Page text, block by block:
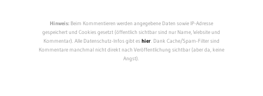
Hinweis:Beim Kommentieren werden angegebene Daten sowie IP-Adresse
gespeichert und Cookies gesetzt (öffentlich sichtbar sind nur Name, Website und
Kommentar). Alle Datenschutz-Infos gibt eshier. Dank Cache/Spam-Filter sind
Kommentare manchmal nicht direkt nach Veröffentlichung sichtbar (aber da, keine
Angst).